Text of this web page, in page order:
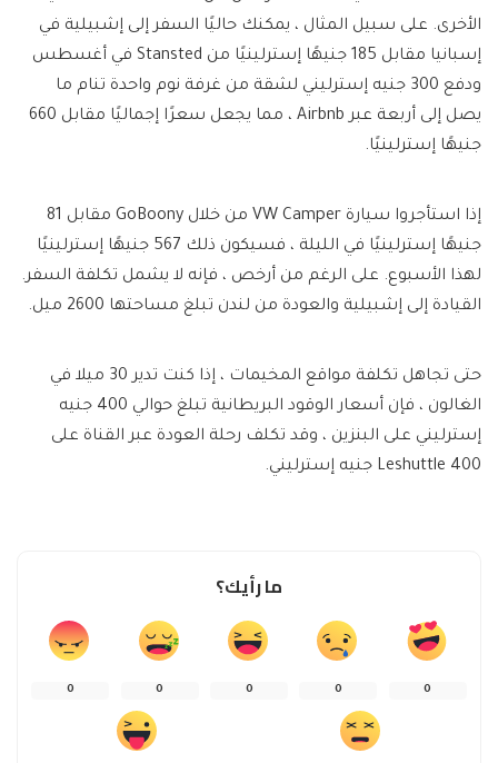
الأخرى. على سبيل المثال ، يمكنك حاليًا السفر إلى إشبيلية في
إسبانيا مقابل 185 جنيهًا إسترلينيًا من Stansted في أغسطس
ودفع 300 جنيه إسترليني لشقة من غرفة نوم واحدة تنام ما
يصل إلى أربعة عبر Airbnb ، مما يجعل سعرًا إجماليًا مقابل 660
جنيهًا إسترلينيًا.
إذا استأجروا سيارة VW Camper من خلال GoBoony مقابل 81
جنيهًا إسترلينيًا في الليلة ، فسيكون ذلك 567 جنيهًا إسترلينيًا
لهذا الأسبوع. على الرغم من أرخص ، فإنه لا يشمل تكلفة السفر.
القيادة إلى إشبيلية والعودة من لندن تبلغ مساحتها 2600 ميل.
حتى تجاهل تكلفة مواقع المخيمات ، إذا كنت تدير 30 ميلا في
الغالون ، فإن أسعار الوقود البريطانية تبلغ حوالي 400 جنيه
إسترليني على البنزين ، وقد تكلف رحلة العودة عبر القناة على
Leshuttle 400 جنيه إسترليني.
ما رأيك؟
0
0
0
0
0